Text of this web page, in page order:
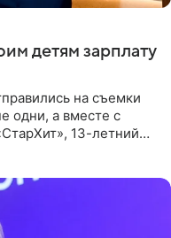
детям зарплату
на съемки
одни, а вместе с
13-летний